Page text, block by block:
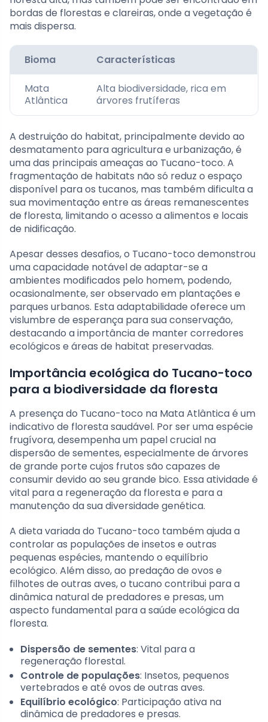
bordas de florestas e clareiras, onde a vegetação é
mais dispersa.
Bioma Características
Mata
Atlântica
Alta biodiversidade, rica em
árvores frutíferas
A destruição do habitat, principalmente devido ao
desmatamento para agricultura e urbanização, é
uma das principais ameaças ao Tucano-toco. A
fragmentação de habitats não só reduz o espaço
disponível para os tucanos, mas também dificulta a
sua movimentação entre as áreas remanescentes
de floresta, limitando o acesso a alimentos e locais
de nidificação.
Apesar desses desafios, o Tucano-toco demonstrou
uma capacidade notável de adaptar-se a
ambientes modificados pelo homem, podendo,
ocasionalmente, ser observado em plantações e
parques urbanos. Esta adaptabilidade oferece um
vislumbre de esperança para sua conservação,
destacando a importância de manter corredores
ecológicos e áreas de habitat preservadas.
Importância ecológica do Tucano-toco
para a biodiversidade da floresta
A presença do Tucano-toco na Mata Atlântica é um
indicativo de floresta saudável. Por ser uma espécie
frugívora, desempenha um papel crucial na
dispersão de sementes, especialmente de árvores
de grande porte cujos frutos são capazes de
consumir devido ao seu grande bico. Essa atividade é
vital para a regeneração da floresta e para a
manutenção da sua diversidade genética.
A dieta variada do Tucano-toco também ajuda a
controlar as populações de insetos e outras
pequenas espécies, mantendo o equilíbrio
ecológico. Além disso, ao predação de ovos e
filhotes de outras aves, o tucano contribui para a
dinâmica natural de predadores e presas, um
aspecto fundamental para a saúde ecológica da
floresta.
Dispersão de sementes: Vital para a
regeneração florestal.
Controle de populações: Insetos, pequenos
vertebrados e até ovos de outras aves.
Equilíbrio ecológico: Participação ativa na
dinâmica de predadores e presas.